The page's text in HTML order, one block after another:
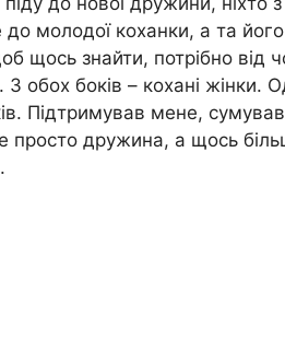
до молодої коханки, а та
щось знайти, потрібно від
обох боків – кохані жінки.
Підтримував мене, сумував
просто дружина, а щось